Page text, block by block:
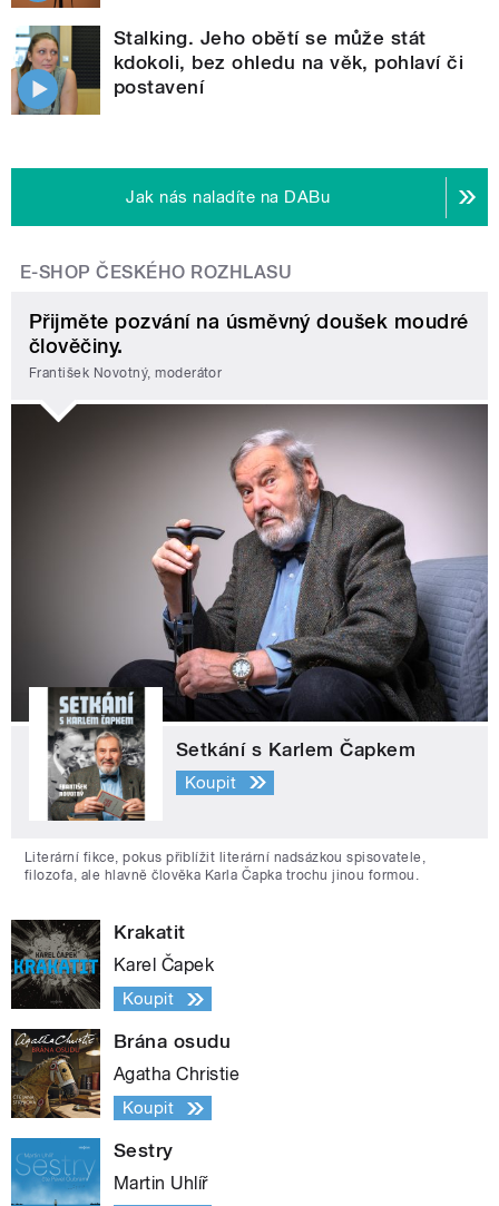
Stalking. Jeho obětí se může stát
kdokoli, bez ohledu na věk, pohlaví či
postavení
Jak nás naladíte na DABu
E-SHOP ČESKÉHO ROZHLASU
Přijměte pozvání na úsměvný doušek moudré
člověčiny.
František Novotný, moderátor
Setkání s Karlem Čapkem
Koupit
Literární fikce, pokus přiblížit literární nadsázkou spisovatele,
filozofa, ale hlavně člověka Karla Čapka trochu jinou formou.
Krakatit
Karel Čapek
Koupit
Brána osudu
Agatha Christie
Koupit
Sestry
Martin Uhlíř